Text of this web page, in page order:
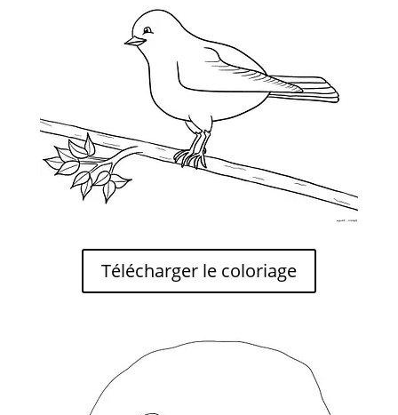
Télécharger le coloriage